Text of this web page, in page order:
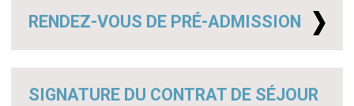
RENDEZ-VOUS DE PRÉ-ADMISSION
SIGNATURE DU CONTRAT DE SÉJOUR